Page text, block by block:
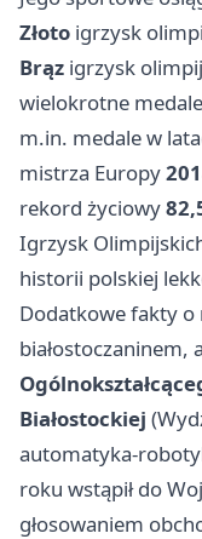
Złoto igrzysk
Brąz igrzysk
wielokrotne
m.in. medale w
mistrza Europy
rekord życiowy
Igrzysk
historii polskiej
Dodatkowe fakty
białostoczaninem,
Białostockiej
roku wstąpił do
głosowaniem